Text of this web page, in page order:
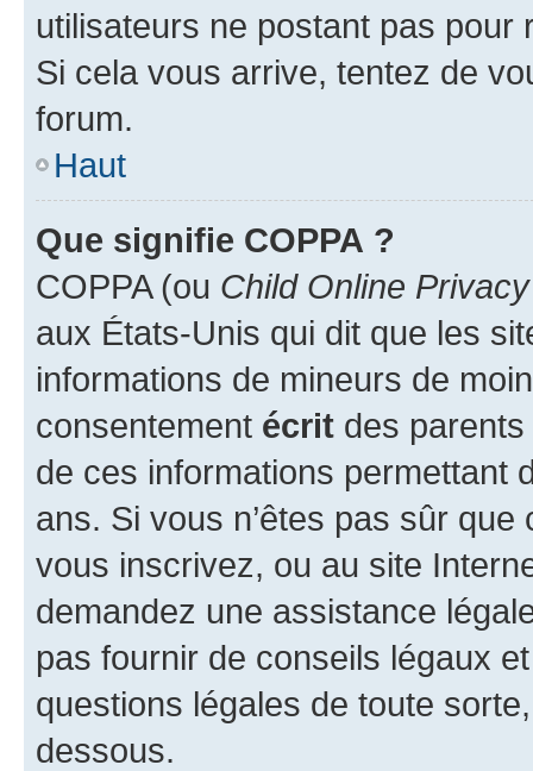
utilisateurs ne postant pas pour
Si cela vous arrive, tentez de
forum.
Haut
Que signifie COPPA ?
COPPA (ou Child Online
aux États-Unis qui dit que les
informations de mineurs de
consentement écrit des parents
de ces informations permettant
ans. Si vous n’êtes pas sûr
vous inscrivez, ou au site
demandez une assistance
pas fournir de conseils légaux
questions légales de toute
dessous.